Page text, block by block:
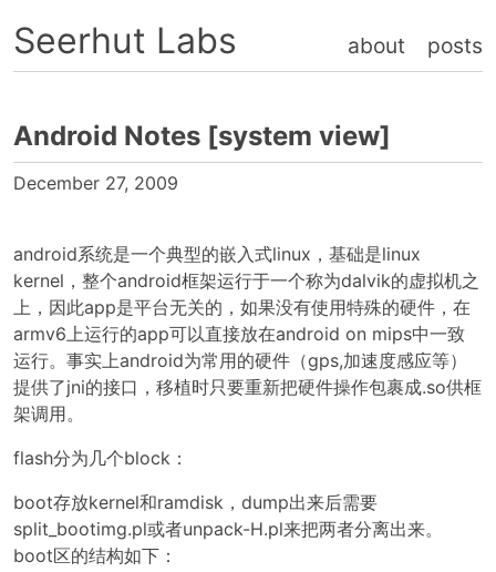
Seerhut Labs about posts
Android Notes [system view]
December 27, 2009
android系统是一个典型的嵌入式linux，基础是linux
kernel，整个android框架运行于一个称为dalvik的虚拟机之
上，因此app是平台无关的，如果没有使用特殊的硬件，在
armv6上运行的app可以直接放在android on mips中一致
运行。事实上android为常用的硬件（gps,加速度感应等）
提供了jni的接口，移植时只要重新把硬件操作包裹成.so供框
架调用。
flash分为几个block：
boot存放kernel和ramdisk，dump出来后需要
split_bootimg.pl或者unpack-H.pl来把两者分离出来。
boot区的结构如下：